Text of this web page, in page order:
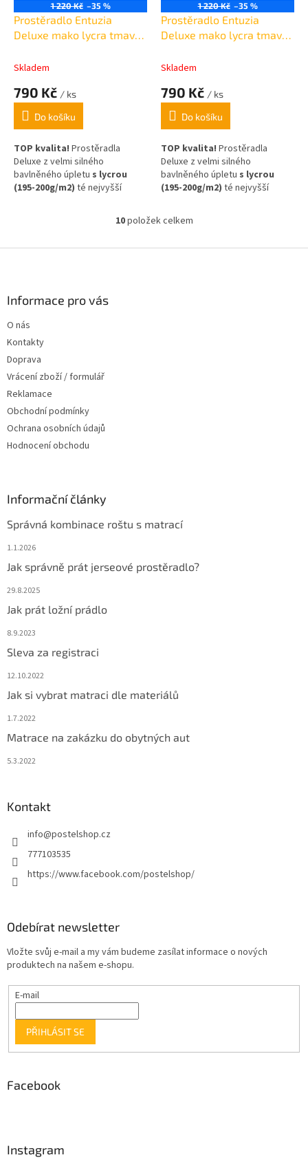
1 220 Kč –35 %
Prostěradlo Entuzia
Deluxe mako lycra tmavě
Skladem
790 Kč / ks
Do košíku
TOP kvalita! Prostěradla
Deluxe z velmi silného
bavlněného úpletu s lycrou
(195-200g/m2) té nejvyšší
Složení: 95% bavlna, 5% elastan
,na matrace až 30cm vysoké!
1 220 Kč –35 %
Prostěradlo Entuzia
Deluxe mako lycra tmavě
Skladem
790 Kč / ks
Do košíku
TOP kvalita! Prostěradla
Deluxe z velmi silného
bavlněného úpletu s lycrou
(195-200g/m2) té nejvyšší
Složení: 95% bavlna, 5% elastan
,na matrace až 30cm vysoké!
O
l
10položek celkem
Informace pro vás
O nás
Kontakty
Doprava
Vrácení zboží / formulář
Reklamace
Obchodní podmínky
Ochrana osobních údajů
Hodnocení obchodu
Informační články
Správná kombinace roštu s matrací
1.1.2026
Jak správně prát jerseové prostěradlo?
29.8.2025
Jak prát ložní prádlo
8.9.2023
Sleva za registraci
12.10.2022
Jak si vybrat matraci dle materiálů
1.7.2022
Matrace na zakázku do obytných aut
5.3.2022
Kontakt
info@postelshop.cz
777103535
https://www.facebook.com/postelshop/
Odebírat newsletter
Vložte svůj e-mail a my vám budeme zasílat informace o nových
produktech na našem e-shopu.
E-mail
PŘIHLÁSIT SE
Facebook
Instagram